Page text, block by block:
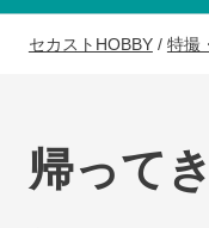
セカストHOBBY / 特撮
帰って